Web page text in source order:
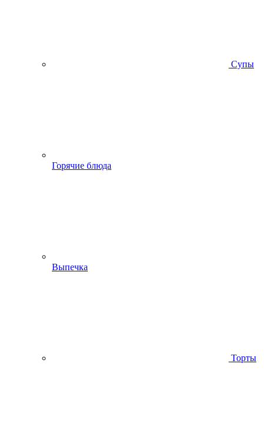
Супы
Горячие блюда
Выпечка
Торты